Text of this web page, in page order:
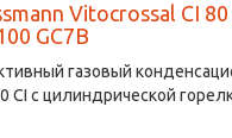
Vitocrossal CI 80
GC7B
газовый
CI с цилиндрической